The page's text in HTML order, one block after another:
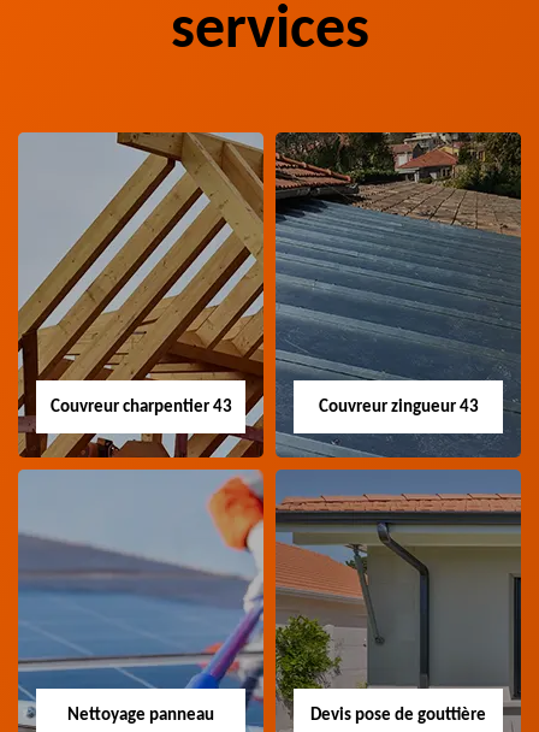
services
Couvreur charpentier 43
Couvreur
charpentier 43
Artisan couvreur
charpentier 43 Haute-
Couvreur zingueur 43
Couvreur zingueur
Artisan couvreur
zingueur 43 Haute-Loire
Nettoyage panneau Devis pose de gouttière